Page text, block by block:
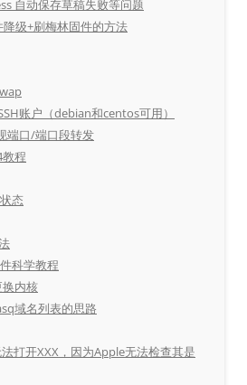
自动保存草稿失败等问题
降级+刷梅林固件的方法
账户（debian和centos可用）
端口/端口段转发
程
态
科学教程
换内核
域名列表的思路
打开XXX，因为Apple无法检查其是